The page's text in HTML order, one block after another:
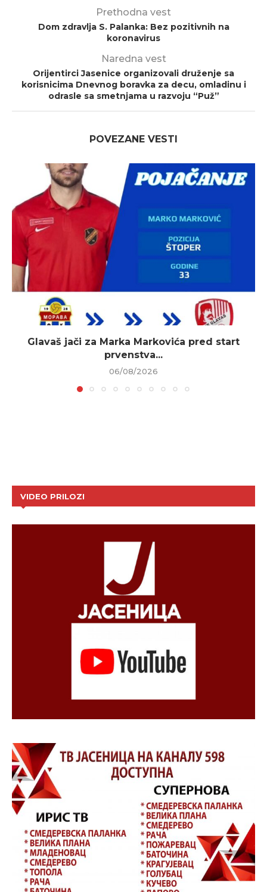
Prethodna vest
Dom zdravlja S. Palanka: Bez pozitivnih na
koronavirus
Naredna vest
Orijentirci Jasenice organizovali druženje sa
korisnicima Dnevnog boravka za decu, omladinu i
odrasle sa smetnjama u razvoju “Puž”
POVEZANE VESTI
Glavaš jači za Marka Markovića pred start
prvenstva...
06/08/2026
VIDEO PRILOZI